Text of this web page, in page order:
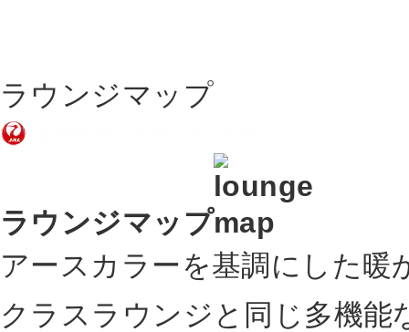
ラウンジマップ
ラウンジマップ
アースカラーを基調にした
クラスラウンジと同じ多機能